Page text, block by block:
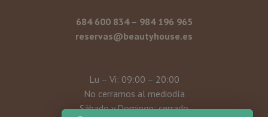
684 600 834– 984 196 965
reservas@beautyhouse.es
Lu – Vi: 09:00 – 20:00
No cerramos al mediodía
Sábado y Domingo: cerrado